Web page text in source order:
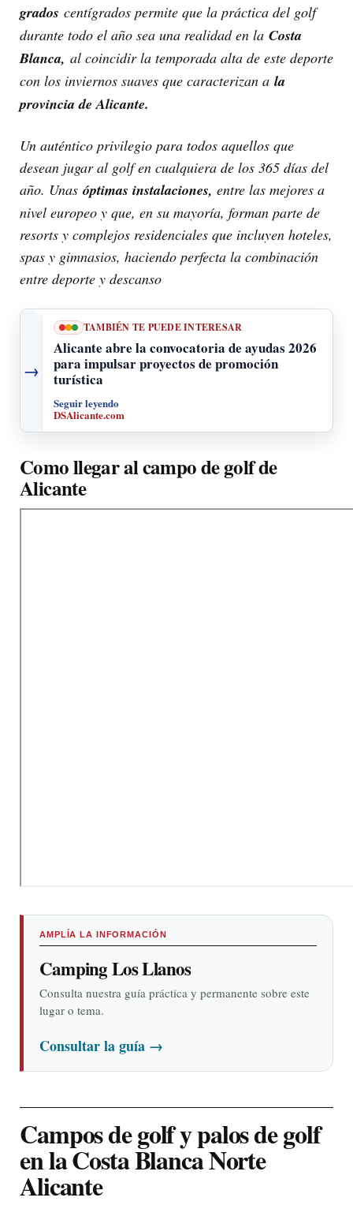
grados centígrados permite que la práctica del golf
durante todo el año sea una realidad en la Costa
Blanca, al coincidir la temporada alta de este deporte
con los inviernos suaves que caracterizan a la
provincia de Alicante.
Un auténtico privilegio para todos aquellos que
desean jugar al golf en cualquiera de los 365 días del
año. Unas óptimas instalaciones, entre las mejores a
nivel europeo y que, en su mayoría, forman parte de
resorts y complejos residenciales que incluyen hoteles,
spas y gimnasios, haciendo perfecta la combinación
entre deporte y descanso
→
TAMBIÉN TE PUEDE INTERESAR
Alicante abre la convocatoria de ayudas 2026
para impulsar proyectos de promoción
turística
Seguir leyendo
DSAlicante.com
Como llegar al campo de golf de
Alicante
AMPLÍA LA INFORMACIÓN
Camping Los Llanos
Consulta nuestra guía práctica y permanente sobre este
lugar o tema.
Consultar la guía →
Campos de golf y palos de golf
en la Costa Blanca Norte
Alicante